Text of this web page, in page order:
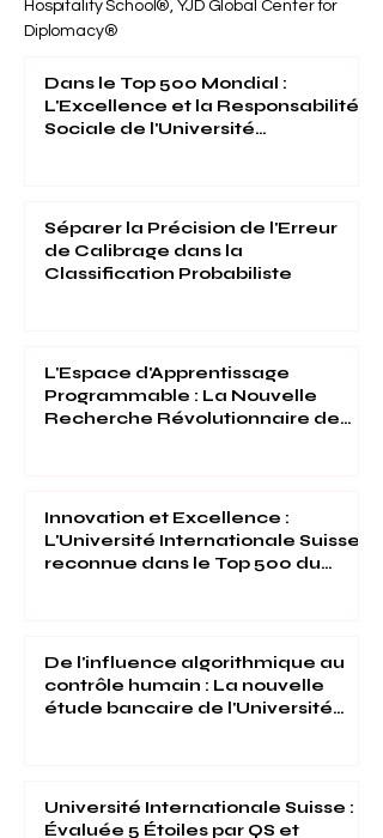
Hospitality School®, YJD Global Center for
Diplomacy®
Dans le Top 500 Mondial :
L'Excellence et la Responsabilité
Sociale de l'Université
Séparer la Précision de l'Erreur
de Calibrage dans la
Classification Probabiliste
L'Espace d'Apprentissage
Programmable : La Nouvelle
Recherche Révolutionnaire de
Innovation et Excellence :
L'Université Internationale Suisse
reconnue dans le Top 500 du
De l'influence algorithmique au
contrôle humain : La nouvelle
étude bancaire de l'Université
Université Internationale Suisse :
Évaluée 5 Étoiles par QS et